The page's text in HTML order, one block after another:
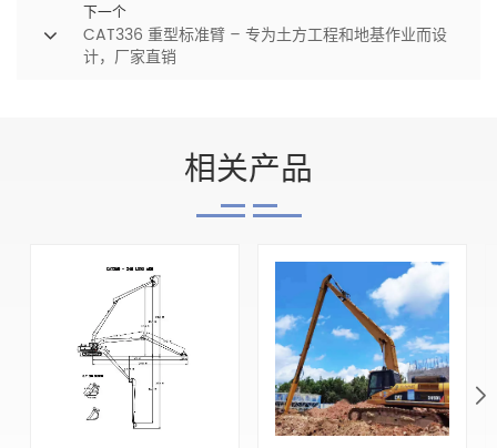
下一个
CAT336 重型标准臂 – 专为土方工程和地基作业而设
计，厂家直销
相关产品